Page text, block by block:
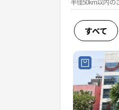
すべて